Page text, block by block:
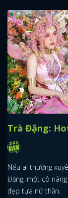
Trà Đặng:
Nếu ai thường
Đặng, một cô
đẹp tựa nữ thần.